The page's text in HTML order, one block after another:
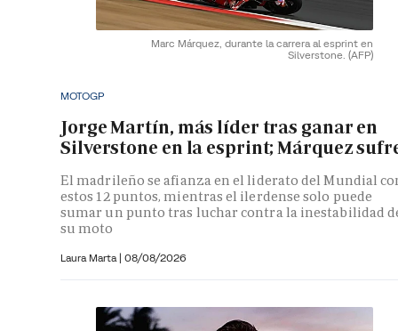
Marc Márquez, durante la carrera al esprint en
Silverstone. (AFP)
MOTOGP
Jorge Martín, más líder tras ganar en
Silverstone en la esprint; Márquez
El madrileño se afianza en el liderato del Mundial
estos 12 puntos, mientras el ilerdense solo puede
sumar un punto tras luchar contra la inestabilidad
su moto
Laura Marta | 08/08/2026